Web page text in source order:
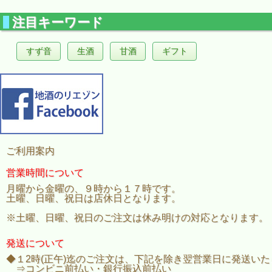
注目キーワード
すず音 生酒 甘酒 ギフト
ご利用案内
営業時間について
月曜から金曜の、９時から１７時です。
土曜、日曜、祝日は店休日となります。
※土曜、日曜、祝日のご注文は休み明けの対応となります。
発送について
◆１2時(正午)迄のご注文は、下記を除き翌営業日に発送いた
⇒コンビニ前払い・銀行振込前払い